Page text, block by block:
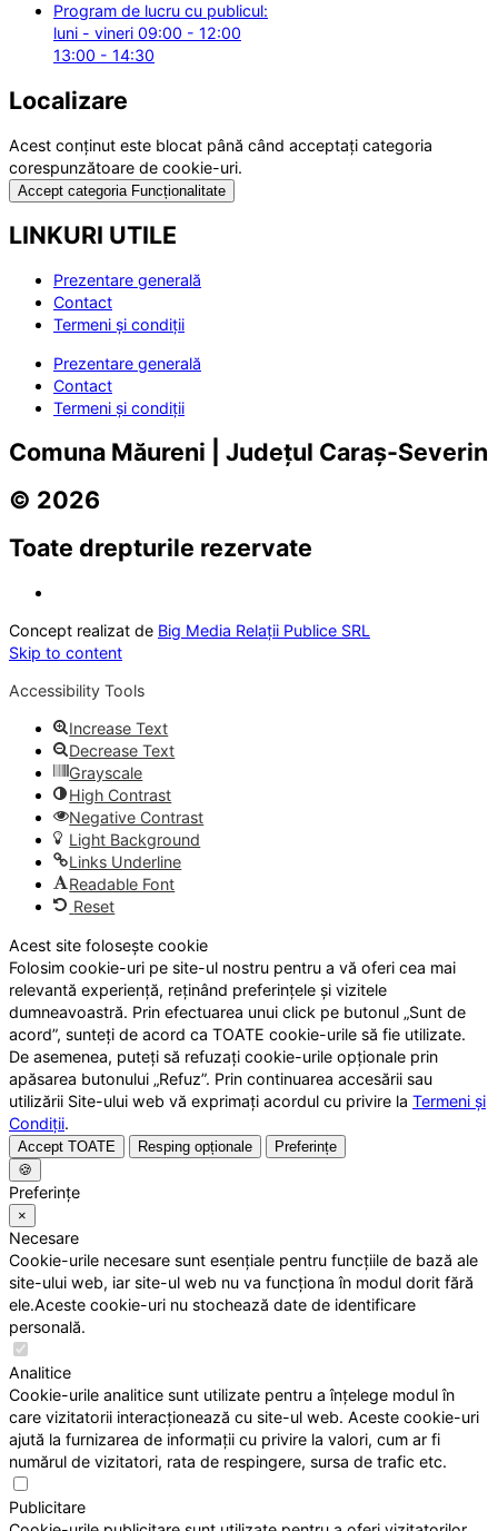
Program de lucru cu publicul:
luni - vineri 09:00 - 12:00
13:00 - 14:30
Localizare
Acest conținut este blocat până când acceptați categoria
corespunzătoare de cookie-uri.
Accept categoria Funcționalitate
LINKURI UTILE
Prezentare generală
Contact
Termeni și condiții
Prezentare generală
Contact
Termeni și condiții
Comuna Măureni | Județul Caraș-Severin
© 2026
Toate drepturile rezervate
Concept realizat de Big Media Relații Publice SRL
Skip to content
Accessibility Tools
Increase Text
Decrease Text
Grayscale
High Contrast
Negative Contrast
Light Background
Links Underline
Readable Font
Reset
Acest site folosește cookie
Folosim cookie-uri pe site-ul nostru pentru a vă oferi cea mai
relevantă experiență, reținând preferințele și vizitele
dumneavoastră. Prin efectuarea unui click pe butonul „Sunt de
acord”, sunteți de acord ca TOATE cookie-urile să fie utilizate.
De asemenea, puteți să refuzați cookie-urile opționale prin
apăsarea butonului „Refuz”. Prin continuarea accesării sau
utilizării Site-ului web vă exprimați acordul cu privire la Termeni și
Condiții.
Accept TOATE Resping opționale
Preferințe
🍪
Preferințe
×
Necesare
Cookie-urile necesare sunt esențiale pentru funcțiile de bază ale
site-ului web, iar site-ul web nu va funcționa în modul dorit fără
ele.Aceste cookie-uri nu stochează date de identificare
personală.
Analitice
Cookie-urile analitice sunt utilizate pentru a înțelege modul în
care vizitatorii interacționează cu site-ul web. Aceste cookie-uri
ajută la furnizarea de informații cu privire la valori, cum ar fi
numărul de vizitatori, rata de respingere, sursa de trafic etc.
Publicitare